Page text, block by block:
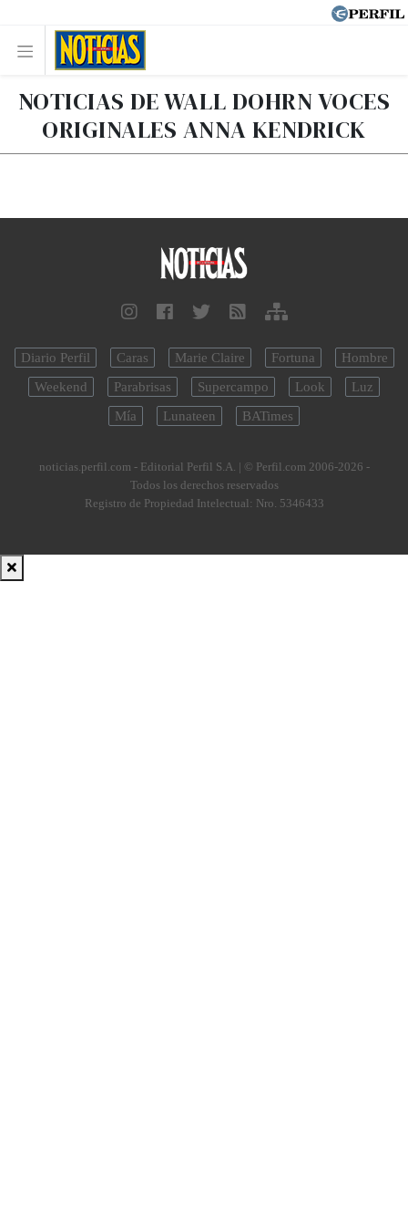
NOTICIAS DE WALL DOHRN VOCES
ORIGINALES ANNA KENDRICK
Diario Perfil Caras Marie Claire Fortuna
Hombre
Weekend
Parabrisas Supercampo Look
Luz
Mía
Lunateen BATimes
noticias.perfil.com - Editorial Perfil S.A. | © Perfil.com 2006-2026 -
Todos los derechos reservados
Registro de Propiedad Intelectual: Nro. 5346433